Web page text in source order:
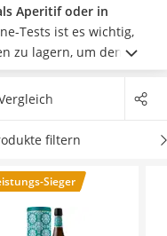
Aperitif oder in
Tests ist es wichtig,
zu lagern, um den
Konsumieren Sie
Öffnen.
Wählen Sie
, damit der Wein nach
besonders das
Eigenschaften.
filtern
Sieger